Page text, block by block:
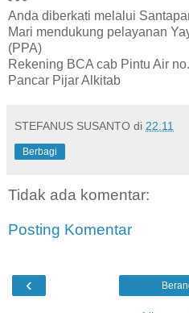
Anda diberkati melalui
Mari mendukung pelayanan
(PPA)
Rekening BCA cab Pintu Air
Pancar Pijar Alkitab
STEFANUS SUSANTO di 22.11
Berbagi
Tidak ada komentar:
Posting Komentar
‹